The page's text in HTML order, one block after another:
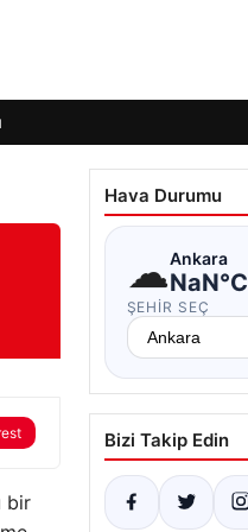
bir
Hava Durumu
☁Ankara
NaN°C
ŞEHIR SEÇ
Bizi Takip Edin